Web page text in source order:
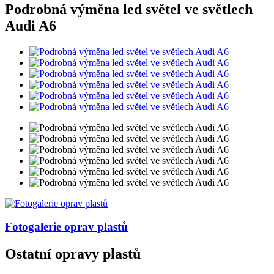
Podrobná výměna led světel ve světlech
Audi A6
Fotogalerie oprav plastů
Ostatní opravy plastů